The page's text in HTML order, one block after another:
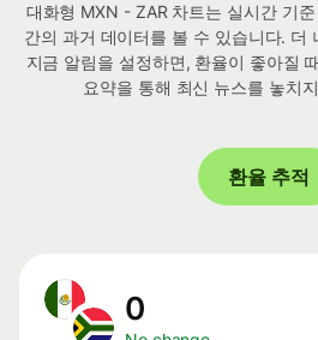
대화형 MXN - ZAR 차트는 실시간 기
간의 과거 데이터를 볼 수 있습니다. 더
지금 알림을 설정하면, 환율이 좋아질
요약을 통해 최신 뉴스를 놓치
환율 추적
0